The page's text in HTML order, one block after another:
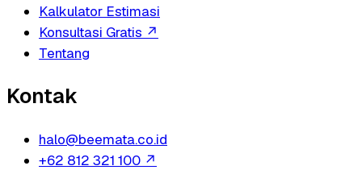
Kalkulator Estimasi
Konsultasi Gratis ↗
Tentang
Kontak
halo@beemata.co.id
+62 812 321 100 ↗